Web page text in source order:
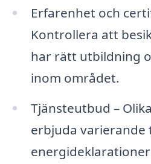
Erfarenhet och
Kontrollera att
har rätt utbildning
inom området.
Tjänsteutbud –
erbjuda varierande